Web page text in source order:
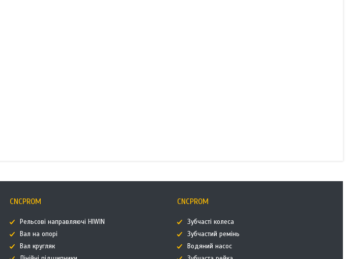
CNCPROM
Рельсові направляючі HIWIN
Вал на опорі
Вал кругляк
CNCPROM
Зубчасті колеса
Зубчастий ремінь
Водяний насос